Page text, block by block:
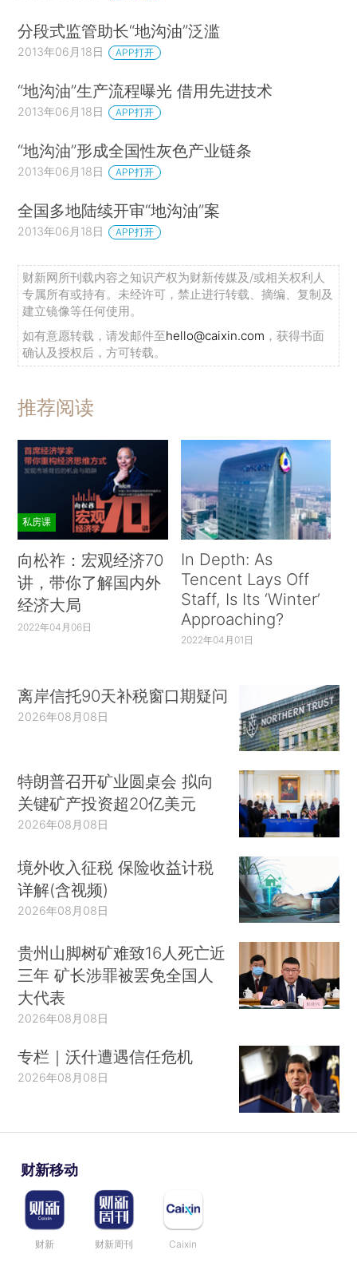
分段式监管助长“地沟油”泛滥
2013年06月18日 APP打开
“地沟油”生产流程曝光 借用先进技术
2013年06月18日 APP打开
“地沟油”形成全国性灰色产业链条
2013年06月18日 APP打开
全国多地陆续开审“地沟油”案
2013年06月18日 APP打开
财新网所刊载内容之知识产权为财新传媒及/或相关权利人
专属所有或持有。未经许可，禁止进行转载、摘编、复制及
建立镜像等任何使用。
如有意愿转载，请发邮件至hello@caixin.com ，获得书面
确认及授权后，方可转载。
推荐阅读
私房课
向松祚：宏观经济70
讲，带你了解国内外
经济大局
2022年04月06日
In Depth: As
Tencent Lays Off
Staff, Is Its ‘Winter’
Approaching?
2022年04月01日
离岸信托90天补税窗口期疑问
2026年08月08日
特朗普召开矿业圆桌会 拟向
关键矿产投资超20亿美元
2026年08月08日
境外收入征税 保险收益计税
详解(含视频)
2026年08月08日
贵州山脚树矿难致16人死亡近
三年 矿长涉罪被罢免全国人
大代表
2026年08月08日
专栏｜沃什遭遇信任危机
2026年08月08日
财新移动
财新 财新周刊 Caixin